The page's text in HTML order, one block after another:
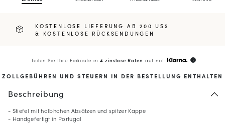
KOSTENLOSE LIEFERUNG AB 200 US$
& KOSTENLOSE RÜCKSENDUNGEN
Teilen Sie Ihre Einkäufe in 4 zinslose Raten auf mit info
ZOLLGEBÜHREN UND STEUERN IN DER BESTELLUNG ENTHALTEN
Beschreibung
- Stiefel mit halbhohen Absätzen und spitzer Kappe
- Handgefertigt in Portugal